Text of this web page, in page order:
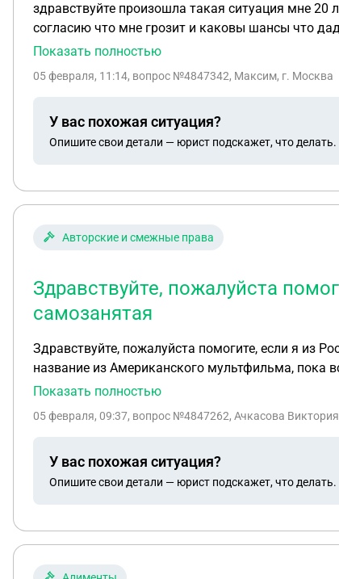
здравствуйте произошла такая ситуация мне 20
согласию что мне грозит и каковы шансы что
Показать полностью
05 февраля, 11:14, вопрос №4847342, Максим, г. Москва
У вас похожая ситуация?
Опишите свои детали — юрист подскажет, что делать.
Авторские и смежные права
Здравствуйте, пожалуйста
самозанятая
Здравствуйте, пожалуйста помогите, если я из
название из Американского мультфильма, пока
название именно Американского мультфильма?
Показать полностью
05 февраля, 09:37, вопрос №4847262, Ачкасова
У вас похожая ситуация?
Опишите свои детали — юрист подскажет, что делать.